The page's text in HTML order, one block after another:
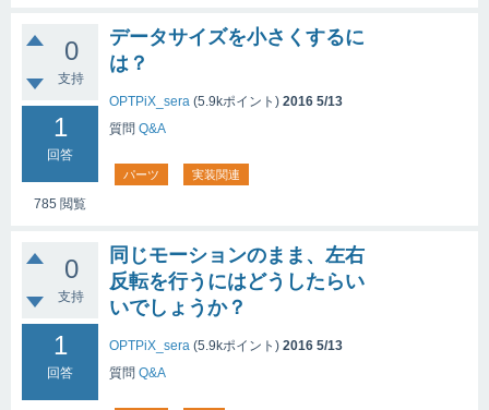
0
支持
1
回答
785 閲覧
データサイズを小さくするに
は？
OPTPiX_sera (5.9kポイント) 2016 5/13
質問 Q&A
パーツ 実装関連
0
支持
1
回答
同じモーションのまま、左右
反転を行うにはどうしたらい
いでしょうか？
OPTPiX_sera (5.9kポイント) 2016 5/13
質問 Q&A